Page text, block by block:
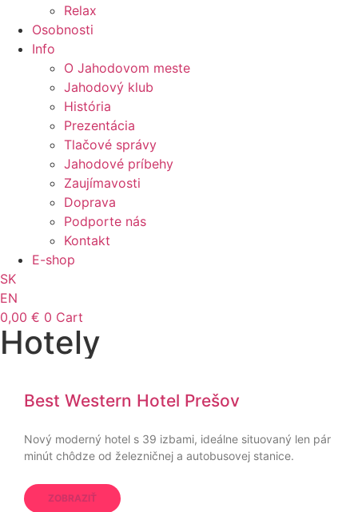
Relax
Osobnosti
Info
O Jahodovom meste
Jahodový klub
História
Prezentácia
Tlačové správy
Jahodové príbehy
Zaujímavosti
Doprava
Podporte nás
Kontakt
E-shop
SK
EN
0,00 € 0 Cart
Hotely
Best Western Hotel Prešov
Nový moderný hotel s 39 izbami, ideálne situovaný len pár
minút chôdze od železničnej a autobusovej stanice.
ZOBRAZIŤ